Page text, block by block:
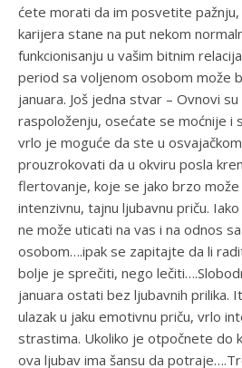
ćete morati da im posvetite
karijera stane na put nekom
funkcionisanju u vašim bitnim
period sa voljenom osobom može
januara. Još jedna stvar – Ovnovi
raspoloženju, osećate se moćnije i
vrlo je moguće da ste u
prouzrokovati da u okviru posla
flertovanje, koje se jako brzo
intenzivnu, tajnu ljubavnu priču.
ne može uticati na vas i na odnos
osobom….ipak se zapitajte da li
bolje je sprečiti, nego
januara ostati bez ljubavnih prilika.
ulazak u jaku emotivnu priču, vrlo
strastima. Ukoliko je otpočnete do
ova ljubav ima šansu da